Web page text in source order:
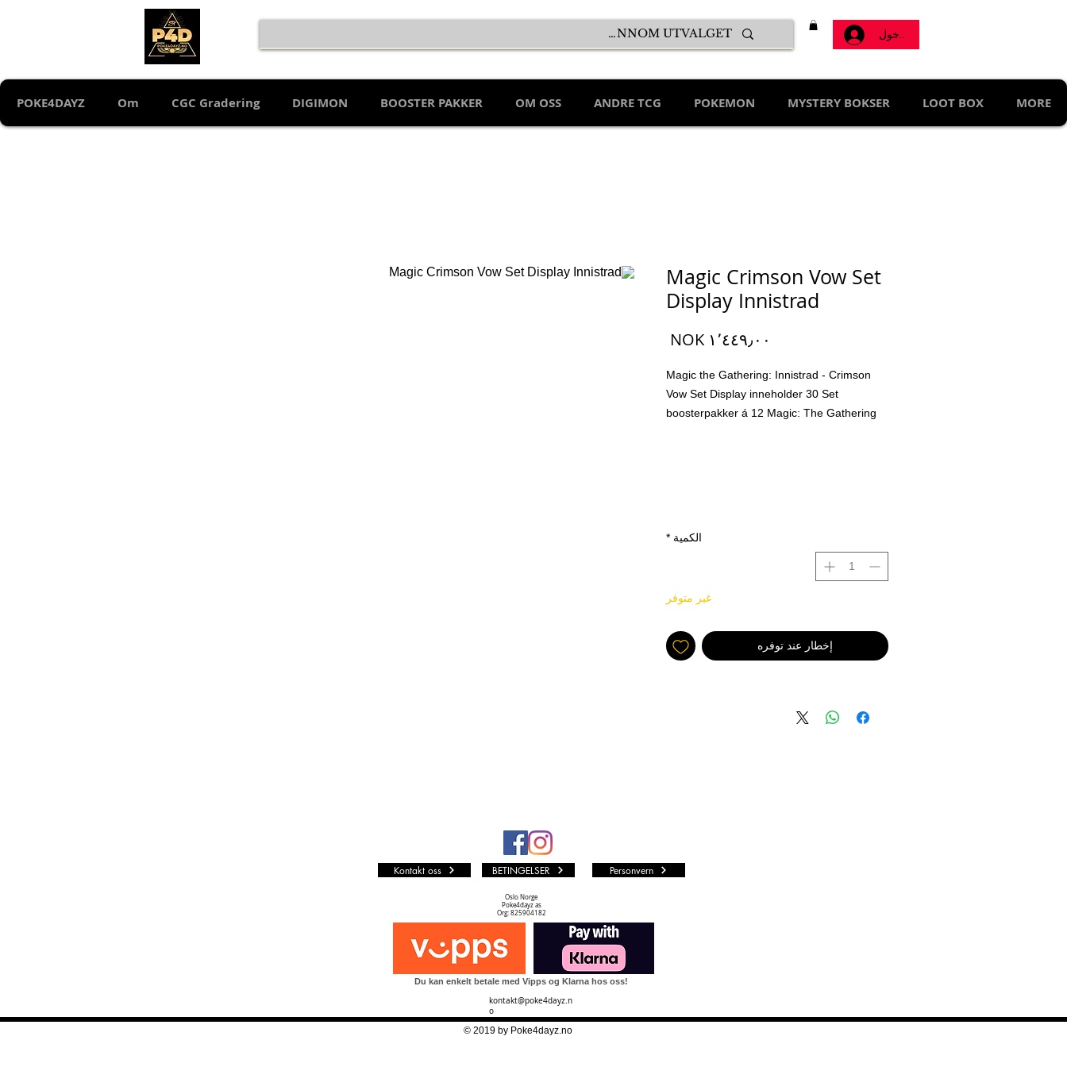
تسجيل الدخول
POKE4DAYZ Om CGC Gradering DIGIMON BOOSTER PAKKER OM OSS ANDRE TCG POKEMON MYSTERY BOKSER LOOT BOX MORE
Magic Crimson Vow Set
Display Innistrad
Magic the Gathering: Innistrad - Crimson
Vow Set Display inneholder 30 Set
boosterpakker á 12 Magic: The Gathering
الكمية *
غير متوفر
إخطار عند توفره
Kontakt oss BETINGELSER Personvern
Oslo Norge
Poke4dayz as
Org: 825904182
Du kan enkelt betale med Vipps og Klarna hos oss!
kontakt@poke4dayz.n
o
© 2019 by Poke4dayz.no